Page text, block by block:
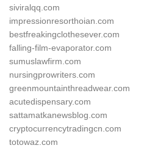
siviralqq.com
impressionresorthoian.com
bestfreakingclothesever.com
falling-film-evaporator.com
sumuslawfirm.com
nursingprowriters.com
greenmountainthreadwear.com
acutedispensary.com
sattamatkanewsblog.com
cryptocurrencytradingcn.com
totowaz.com